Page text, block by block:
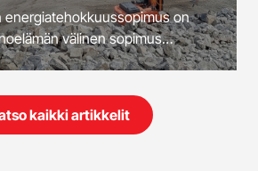
energiatehokkuussopimus on
välinen sopimus
käytöstä vuosina 2026–
ja sitoutui
siinä esitettyjen
kaikki artikkelit